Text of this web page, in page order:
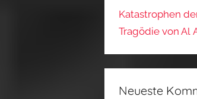
Katastrophen
Tragödie von Al
Neueste